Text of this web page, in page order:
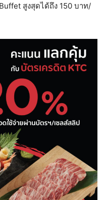
สูงสุดได้ถึง 150 บาท/